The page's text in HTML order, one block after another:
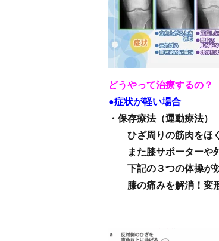
どうやって治療するの？
●症状が軽い場合
・保存療法（運動療法）
ひざ周りの筋肉をほぐ
また膝サポーターや外
下記の３つの体操が効
膝の痛みを解消！変形